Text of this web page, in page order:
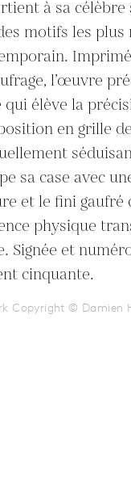
à sa
motifs les plus
l’œuvre
qui élève la
en grille
sa case avec
et le fini gaufré
physique
Signée et
cinquante.
Copyright © Damien